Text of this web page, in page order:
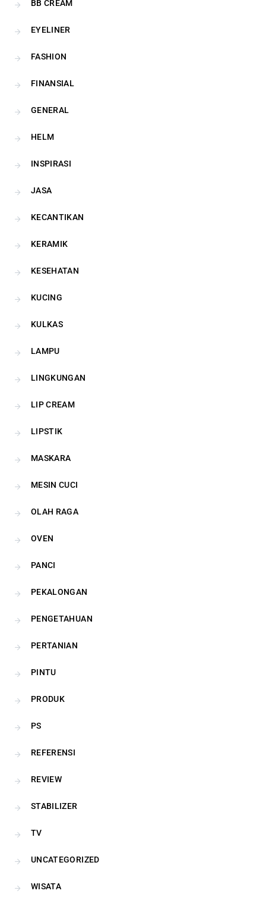
BB CREAM
EYELINER
FASHION
FINANSIAL
GENERAL
HELM
INSPIRASI
JASA
KECANTIKAN
KERAMIK
KESEHATAN
KUCING
KULKAS
LAMPU
LINGKUNGAN
LIP CREAM
LIPSTIK
MASKARA
MESIN CUCI
OLAH RAGA
OVEN
PANCI
PEKALONGAN
PENGETAHUAN
PERTANIAN
PINTU
PRODUK
PS
REFERENSI
REVIEW
STABILIZER
TV
UNCATEGORIZED
WISATA